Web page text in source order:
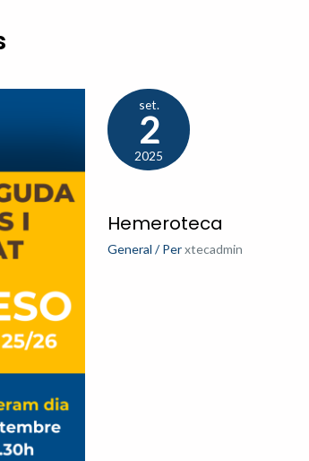
set.
2
2025
Hemeroteca
General / Per xtecadmin